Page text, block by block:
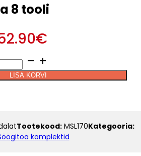
8 tooli
€
LISA KORVI
Tootekood: MSL170Kategooria:
komplektid